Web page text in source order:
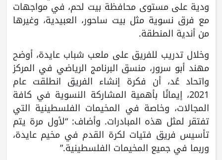
ودية على مستوى محافظة بيت لحم، في مواجهات
مع فرق نسوية مثل بيت ساحور، العبيدية، وغيرها
من أندية المنطقة.
وخلال تدريب للفريق على ملعب شباب عايدة، أوضح
مهند أبو سرور، منسق البرنامج الرياضي في المركز
واتحاد عُد، أن فكرة إنشاء الفريق انطلقت عام
2021، إيمانًا بأهمية المشاركة النسوية في كافة
المجالات، وخاصة في المخيمات الفلسطينية التي
تفتقر لمثل هذه المبادرات. وأضاف: “لأول مرة يتم
تأسيس فريق فتيات لكرة القدم في مخيم عايدة،
وربما في جميع المخيمات الفلسطينية.”